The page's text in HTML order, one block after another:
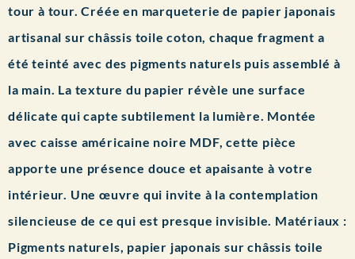
tour à tour. Créée en marqueterie de papier japonais
artisanal sur châssis toile coton, chaque fragment a
été teinté avec des pigments naturels puis assemblé à
la main. La texture du papier révèle une surface
délicate qui capte subtilement la lumière. Montée
avec caisse américaine noire MDF, cette pièce
apporte une présence douce et apaisante à votre
intérieur. Une œuvre qui invite à la contemplation
silencieuse de ce qui est presque invisible. Matériaux :
Pigments naturels, papier japonais sur châssis toile